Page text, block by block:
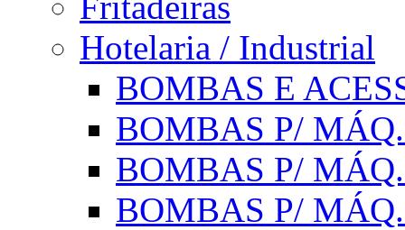
Hotelaria / Industrial
BOMBAS E
BOMBAS P/
BOMBAS P/
BOMBAS P/